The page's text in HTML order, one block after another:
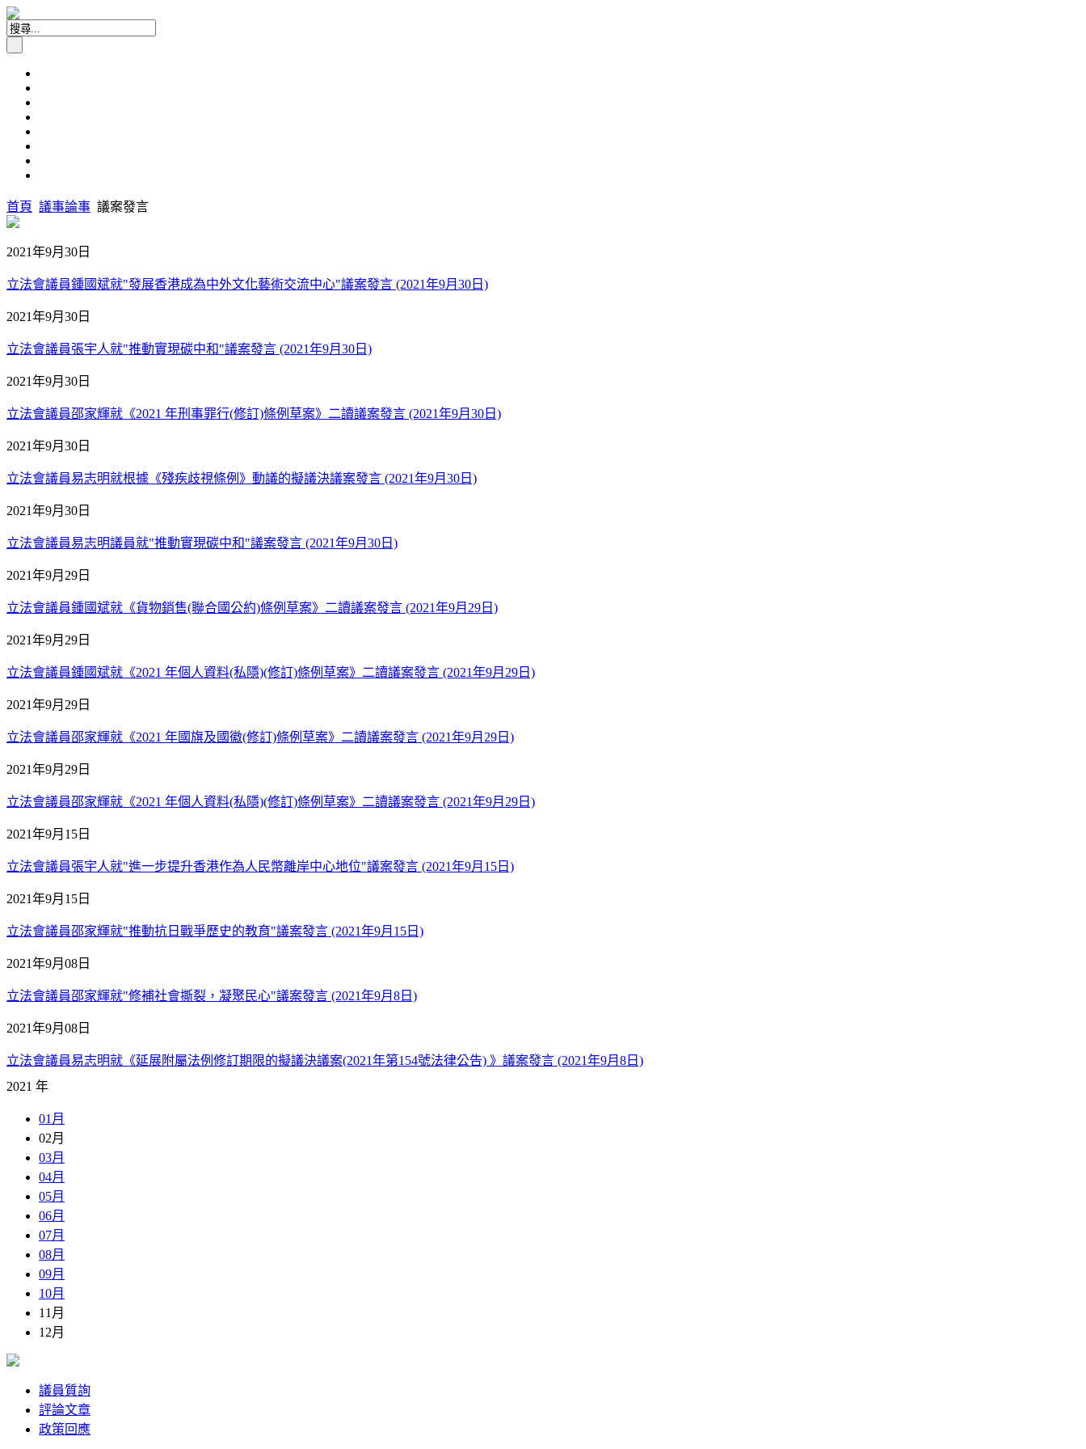
首頁 議事論事 議案發言
2021年9月30日
立法會議員鍾國斌就"發展香港成為中外文化藝術交流中心"議案發言 (2021年9月30日)
2021年9月30日
立法會議員張宇人就"推動實現碳中和"議案發言 (2021年9月30日)
2021年9月30日
立法會議員邵家輝就《2021 年刑事罪行(修訂)條例草案》二讀議案發言 (2021年9月30日)
2021年9月30日
立法會議員易志明就根據《殘疾歧視條例》動議的擬議決議案發言 (2021年9月30日)
2021年9月30日
立法會議員易志明議員就"推動實現碳中和"議案發言 (2021年9月30日)
2021年9月29日
立法會議員鍾國斌就《貨物銷售(聯合國公約)條例草案》二讀議案發言 (2021年9月29日)
2021年9月29日
立法會議員鍾國斌就《2021 年個人資料(私隱)(修訂)條例草案》二讀議案發言 (2021年9月29日)
2021年9月29日
立法會議員邵家輝就《2021 年國旗及國徽(修訂)條例草案》二讀議案發言 (2021年9月29日)
2021年9月29日
立法會議員邵家輝就《2021 年個人資料(私隱)(修訂)條例草案》二讀議案發言 (2021年9月29日)
2021年9月15日
立法會議員張宇人就"進一步提升香港作為人民幣離岸中心地位"議案發言 (2021年9月15日)
2021年9月15日
立法會議員邵家輝就"推動抗日戰爭歷史的教育"議案發言 (2021年9月15日)
2021年9月08日
立法會議員邵家輝就"修補社會撕裂，凝聚民心"議案發言 (2021年9月8日)
2021年9月08日
立法會議員易志明就《延展附屬法例修訂期限的擬議決議案(2021年第154號法律公告) 》議案發言 (2021年9月8日)
2021 年
01月
02月
03月
04月
05月
06月
07月
08月
09月
10月
11月
12月
議員質詢
評論文章
政策回應